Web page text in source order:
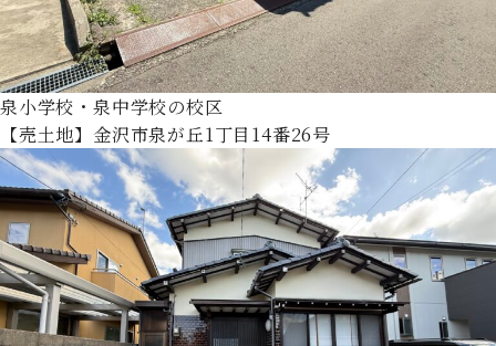
泉小学校・泉中学校の校区
【売土地】金沢市泉が丘1丁目14番26号